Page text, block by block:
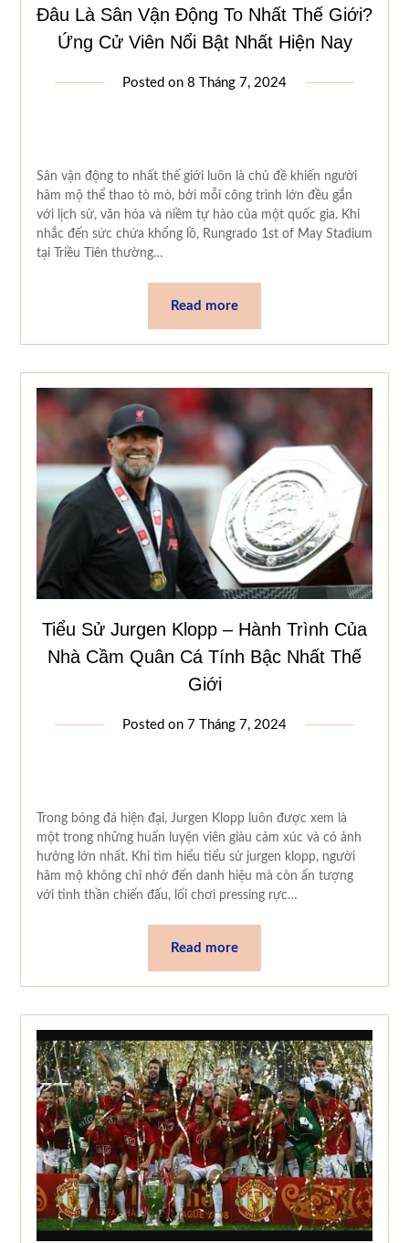
Đâu Là Sân Vận Động To Nhất Thế Giới?
Ứng Cử Viên Nổi Bật Nhất Hiện Nay
Posted on 8 Tháng 7, 2024
Sân vận động to nhất thế giới luôn là chủ đề khiến người
hâm mộ thể thao tò mò, bởi mỗi công trình lớn đều gắn
với lịch sử, văn hóa và niềm tự hào của một quốc gia. Khi
nhắc đến sức chứa khổng lồ, Rungrado 1st of May Stadium
tại Triều Tiên thường…
Read more
Tiểu Sử Jurgen Klopp – Hành Trình Của
Nhà Cầm Quân Cá Tính Bậc Nhất Thế
Giới
Posted on 7 Tháng 7, 2024
Trong bóng đá hiện đại, Jurgen Klopp luôn được xem là
một trong những huấn luyện viên giàu cảm xúc và có ảnh
hưởng lớn nhất. Khi tìm hiểu tiểu sử jurgen klopp, người
hâm mộ không chỉ nhớ đến danh hiệu mà còn ấn tượng
với tinh thần chiến đấu, lối chơi pressing rực…
Read more